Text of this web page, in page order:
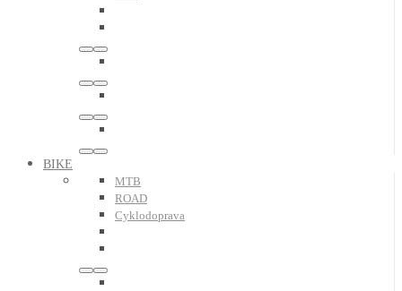
BIKE
MTB
ROAD
Cyklodoprava